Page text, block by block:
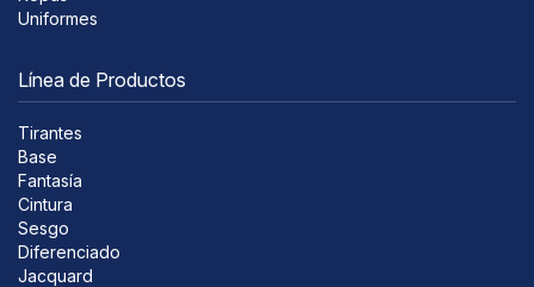
Uniformes
Línea de Productos
Tirantes
Base
Fantasía
Cintura
Sesgo
Diferenciado
Jacquard